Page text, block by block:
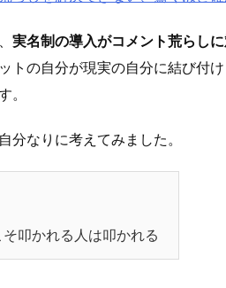
実名制の導入がコメント荒らし
トの自分が現実の自分に結び付
。
分なりに考えてみました。
叩かれる人は叩かれる